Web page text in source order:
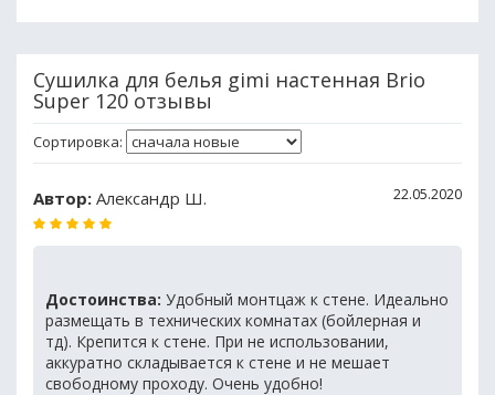
Сушилка для белья gimi настенная Brio
Super 120 отзывы
Сортировка:
Автор: Александр Ш. 22.05.2020
Достоинства: Удобный монтцаж к стене. Идеально
размещать в технических комнатах (бойлерная и
тд). Крепится к стене. При не использовании,
аккуратно складывается к стене и не мешает
свободному проходу. Очень удобно!